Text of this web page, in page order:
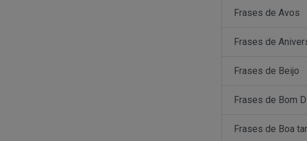
Frases de Avos
Frases de
Frases de Beijo
Frases de Bom
Frases de Boa